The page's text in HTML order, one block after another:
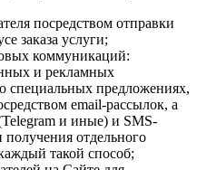
посредством отправки
заказа услуги;
коммуникаций:
и рекламных
специальных предложениях,
email-рассылок, а
и иные) и SMS-
отдельного
такой способ;